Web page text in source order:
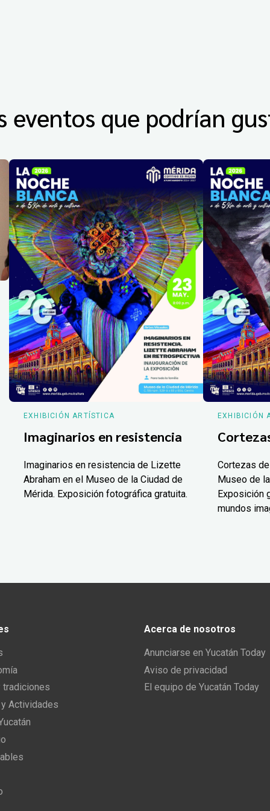
eventos que podrían
EXHIBICIÓN ARTÍSTICA
Imaginarios en resistencia
Imaginarios en resistencia de Lizette
Abraham en el Museo de la Ciudad de
Mérida. Exposición fotográfica gratuita.
EXHIBICIÓN
Cortezas
Museo de
Exposición
mundos
tradiciones
Actividades
Acerca de nosotros
Anunciarse en Yucatán Today
Aviso de privacidad
El equipo de Yucatán Today